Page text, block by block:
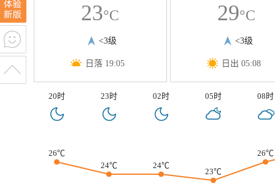
23°C
<3级
日落 19:05
29°C
<3级
日出 05:08
20时 23时 02时 05时 08时
26℃
24℃
24℃
23℃
26℃